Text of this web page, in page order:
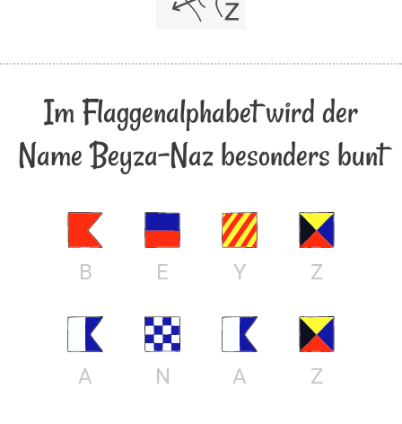
Im Flaggenalphabet wird der
Name Beyza-Naz besonders bunt
B E Y Z
A N A Z